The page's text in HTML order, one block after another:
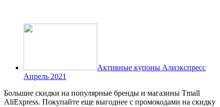
Активные купоны Алиэкспресс
Апрель 2021
Большие скидки на популярные бренды и магазины Tmall
AliExpress. Покупайте еще выгоднее с промокодами на скидку